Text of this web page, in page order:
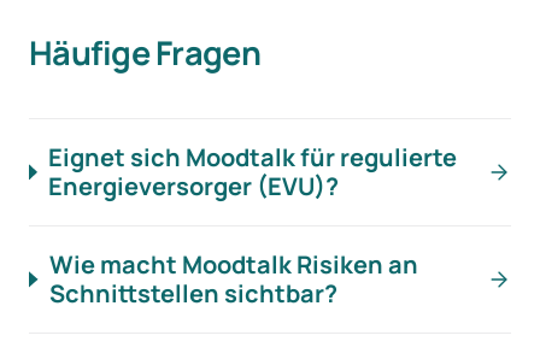
Häufige Fragen
Eignet sich Moodtalk für regulierte
Energieversorger (EVU)?
Wie macht Moodtalk Risiken an
Schnittstellen sichtbar?